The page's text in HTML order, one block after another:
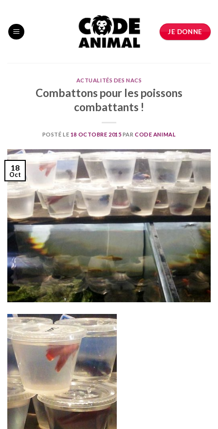
content
JE DONNE
ACTUALITÉS DES NACS
Combattons pour les poissons
combattants !
POSTÉ LE 18 OCTOBRE 2015 PARCODE ANIMAL
18
Oct